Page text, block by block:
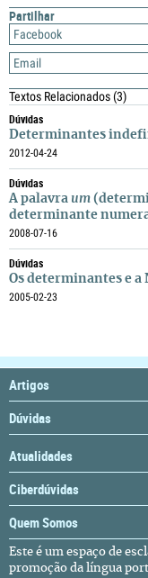
Partilhar
Facebook
Email
Textos Relacionados(3)
Dúvidas
Determinantes
2012-04-24
Dúvidas
A palavra um
determinante
2008-07-16
Dúvidas
Os determinantes e
2005-02-23
Artigos
Dúvidas
Atualidades
Ciberdúvidas
Quem Somos
Este é um espaço de
promoção da língua